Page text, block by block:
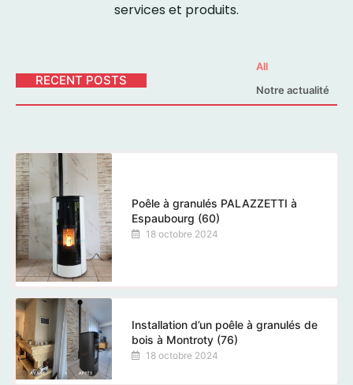
services et produits.
RECENT POSTS
All
Notre actualité
Poêle à granulés PALAZZETTI à
Espaubourg (60)
18 octobre 2024
Installation d’un poêle à granulés de
bois à Montroty (76)
18 octobre 2024